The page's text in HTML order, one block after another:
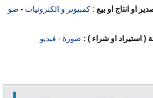
او انتاج او بيع : كمبيوتر و الكترونيات - صو
( استيراد او شراء ) : صورة - فيديو